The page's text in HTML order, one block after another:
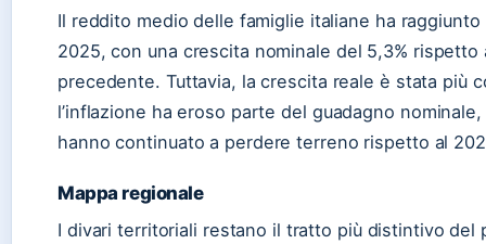
Il reddito medio delle famiglie italiane ha
2025, con una crescita nominale del 5,3% rispetto
precedente. Tuttavia, la crescita reale è stata più
l’inflazione ha eroso parte del guadagno
hanno continuato a perdere terreno rispetto al
Mappa regionale
I divari territoriali restano il tratto più distintivo del